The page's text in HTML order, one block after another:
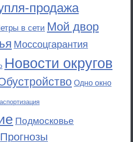
продажа
в сети Мой двор
Моссоцгарантия
Новости округов
Одно окно
Подмосковье
Прогнозы